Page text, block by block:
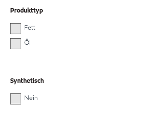
Produkttyp
Fett
Öl
Synthetisch
Nein